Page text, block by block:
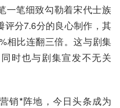
一笔细致勾勒着宋代士族
评分7.6分的良心制作，其
相比连翻三倍。这与剧集
时也与剧集宣发不无关
销*阵地，今日头条成为